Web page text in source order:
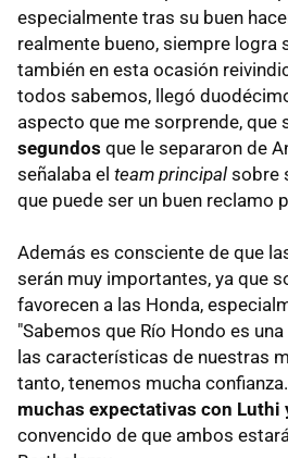
especialmente tras su buen
realmente bueno, siempre logra
también en esta ocasión
todos sabemos, llegó
aspecto que me sorprende, que
segundos que le separaron de
señalaba el team principal sobre
que puede ser un buen reclamo
Además es consciente de que
serán muy importantes, ya que
favorecen a las Honda,
"Sabemos que Río Hondo es
las características de nuestras
tanto, tenemos mucha
muchas expectativas con Luthi
convencido de que ambos